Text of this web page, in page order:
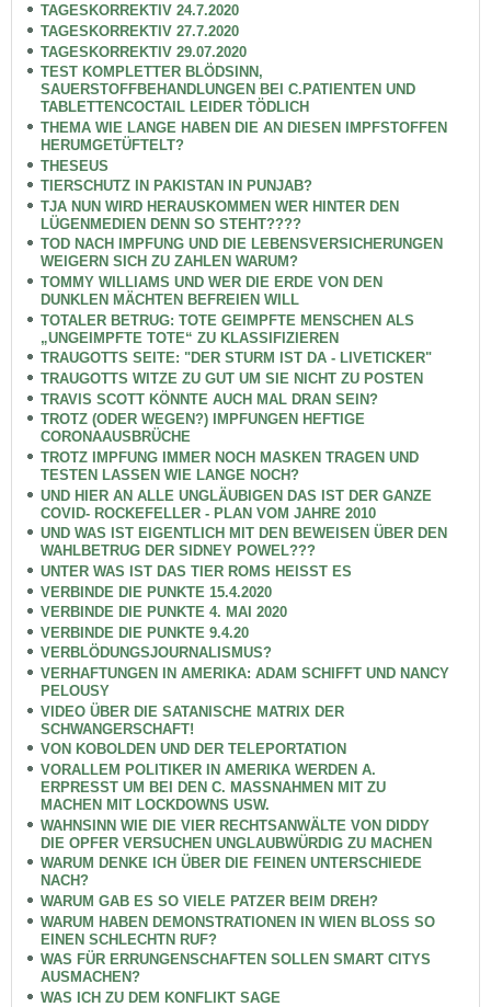
TAGESKORREKTIV 24.7.2020
TAGESKORREKTIV 27.7.2020
TAGESKORREKTIV 29.07.2020
TEST KOMPLETTER BLÖDSINN,
SAUERSTOFFBEHANDLUNGEN BEI C.PATIENTEN UND
TABLETTENCOCTAIL LEIDER TÖDLICH
THEMA WIE LANGE HABEN DIE AN DIESEN IMPFSTOFFEN
HERUMGETÜFTELT?
THESEUS
TIERSCHUTZ IN PAKISTAN IN PUNJAB?
TJA NUN WIRD HERAUSKOMMEN WER HINTER DEN
LÜGENMEDIEN DENN SO STEHT????
TOD NACH IMPFUNG UND DIE LEBENSVERSICHERUNGEN
WEIGERN SICH ZU ZAHLEN WARUM?
TOMMY WILLIAMS UND WER DIE ERDE VON DEN
DUNKLEN MÄCHTEN BEFREIEN WILL
TOTALER BETRUG: TOTE GEIMPFTE MENSCHEN ALS
„UNGEIMPFTE TOTE“ ZU KLASSIFIZIEREN
TRAUGOTTS SEITE: "DER STURM IST DA - LIVETICKER"
TRAUGOTTS WITZE ZU GUT UM SIE NICHT ZU POSTEN
TRAVIS SCOTT KÖNNTE AUCH MAL DRAN SEIN?
TROTZ (ODER WEGEN?) IMPFUNGEN HEFTIGE
CORONAAUSBRÜCHE
TROTZ IMPFUNG IMMER NOCH MASKEN TRAGEN UND
TESTEN LASSEN WIE LANGE NOCH?
UND HIER AN ALLE UNGLÄUBIGEN DAS IST DER GANZE
COVID- ROCKEFELLER - PLAN VOM JAHRE 2010
UND WAS IST EIGENTLICH MIT DEN BEWEISEN ÜBER DEN
WAHLBETRUG DER SIDNEY POWEL???
UNTER WAS IST DAS TIER ROMS HEISST ES
VERBINDE DIE PUNKTE 15.4.2020
VERBINDE DIE PUNKTE 4. MAI 2020
VERBINDE DIE PUNKTE 9.4.20
VERBLÖDUNGSJOURNALISMUS?
VERHAFTUNGEN IN AMERIKA: ADAM SCHIFFT UND NANCY
PELOUSY
VIDEO ÜBER DIE SATANISCHE MATRIX DER
SCHWANGERSCHAFT!
VON KOBOLDEN UND DER TELEPORTATION
VORALLEM POLITIKER IN AMERIKA WERDEN A.
ERPRESST UM BEI DEN C. MASSNAHMEN MIT ZU
MACHEN MIT LOCKDOWNS USW.
WAHNSINN WIE DIE VIER RECHTSANWÄLTE VON DIDDY
DIE OPFER VERSUCHEN UNGLAUBWÜRDIG ZU MACHEN
WARUM DENKE ICH ÜBER DIE FEINEN UNTERSCHIEDE
NACH?
WARUM GAB ES SO VIELE PATZER BEIM DREH?
WARUM HABEN DEMONSTRATIONEN IN WIEN BLOSS SO
EINEN SCHLECHTN RUF?
WAS FÜR ERRUNGENSCHAFTEN SOLLEN SMART CITYS
AUSMACHEN?
WAS ICH ZU DEM KONFLIKT SAGE